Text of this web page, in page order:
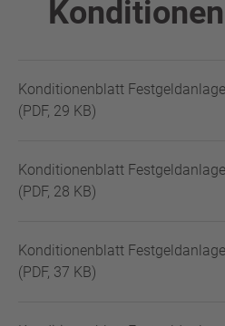
Konditionenblatt
(PDF, 29 KB)
Konditionenblatt
(PDF, 28 KB)
Konditionenblatt
(PDF, 37 KB)